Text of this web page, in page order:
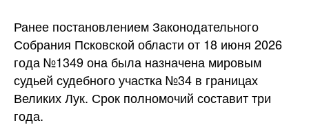
Ранее постановлением Законодательного
Собрания Псковской области от 18 июня 2026
года №1349 она была назначена мировым
судьей судебного участка №34 в границах
Великих Лук. Срок полномочий составит три
года.